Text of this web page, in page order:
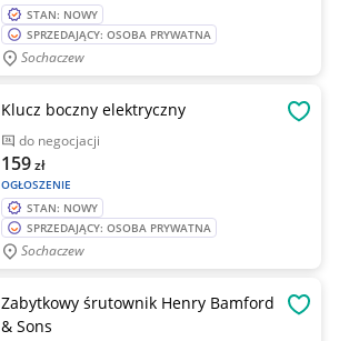
STAN: NOWY
SPRZEDAJĄCY: OSOBA PRYWATNA
Sochaczew
Klucz boczny elektryczny
do negocjacji
OGŁOSZENIE
159zł
STAN: NOWY
SPRZEDAJĄCY: OSOBA PRYWATNA
Sochaczew
Zabytkowy śrutownik Henry Bamford
& Sons